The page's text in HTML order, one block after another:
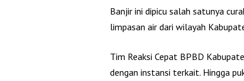
Banjir ini dipicu salah satunya
limpasan air dari wilayah
Tim Reaksi Cepat BPBD
dengan instansi terkait. Hingga